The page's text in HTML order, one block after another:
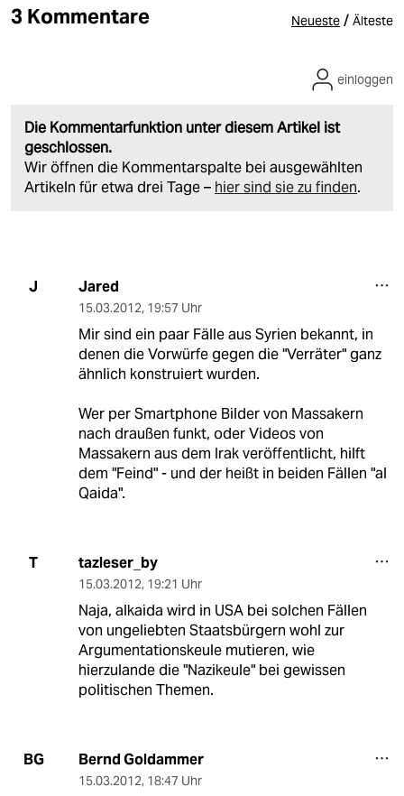
3 Kommentare Neueste / Älteste
Die Kommentarfunktion unter diesem Artikel ist
geschlossen.
Wir öffnen die Kommentarspalte bei ausgewählten
Artikeln für etwa drei Tage – hier sind sie zu finden.
einloggen
J Jared
15.03.2012, 19:57 Uhr
Mir sind ein paar Fälle aus Syrien bekannt, in
denen die Vorwürfe gegen die "Verräter" ganz
ähnlich konstruiert wurden.
Wer per Smartphone Bilder von Massakern
nach draußen funkt, oder Videos von
Massakern aus dem Irak veröffentlicht, hilft
dem "Feind" - und der heißt in beiden Fällen "al
Qaida".
T tazleser_by
15.03.2012, 19:21 Uhr
Naja, alkaida wird in USA bei solchen Fällen
von ungeliebten Staatsbürgern wohl zur
Argumentationskeule mutieren, wie
hierzulande die "Nazikeule" bei gewissen
politischen Themen.
BG Bernd Goldammer
15.03.2012, 18:47 Uhr